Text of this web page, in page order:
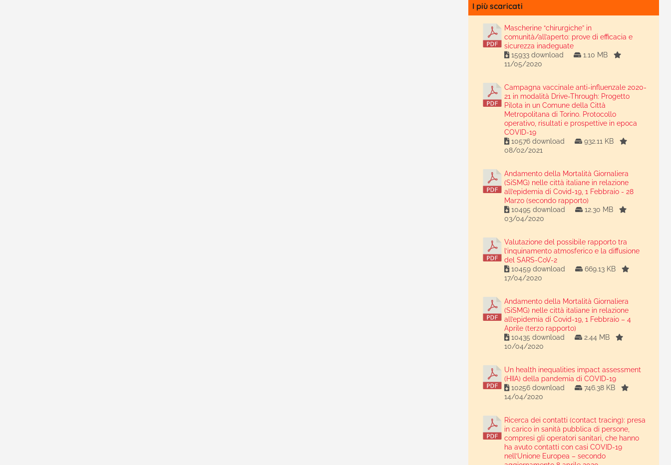
I più scaricati
Mascherine “chirurgiche” in
comunità/all’aperto: prove di efficacia e
sicurezza inadeguate
15933 download
1.10 MB
11/05/2020
Campagna vaccinale anti-influenzale 2020-
21 in modalità Drive-Through: Progetto
Pilota in un Comune della Città
Metropolitana di Torino. Protocollo
operativo, risultati e prospettive in epoca
COVID-19
10576 download
932.11 KB
08/02/2021
Andamento della Mortalità Giornaliera
(SiSMG) nelle città italiane in relazione
all’epidemia di Covid-19, 1 Febbraio - 28
Marzo (secondo rapporto)
10495 download
12.30 MB
03/04/2020
Valutazione del possibile rapporto tra
l’inquinamento atmosferico e la diffusione
del SARS-CoV-2
10459 download
669.13 KB
17/04/2020
Andamento della Mortalità Giornaliera
(SiSMG) nelle città italiane in relazione
all’epidemia di Covid-19, 1 Febbraio – 4
Aprile (terzo rapporto)
10435 download
2.44 MB
10/04/2020
Un health inequalities impact assessment
(HIIA) della pandemia di COVID-19
10256 download
746.38 KB
14/04/2020
Ricerca dei contatti (contact tracing): presa
in carico in sanità pubblica di persone,
compresi gli operatori sanitari, che hanno
ha avuto contatti con casi COVID-19
nell’Unione Europea – secondo